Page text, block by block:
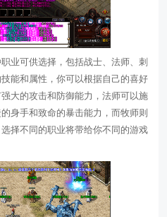
业可供选择，包括战士、法师、刺
能和属性，你可以根据自己的喜好
大的攻击和防御能力，法师可以施
身手和致命的暴击能力，而牧师则
择不同的职业将带给你不同的游戏